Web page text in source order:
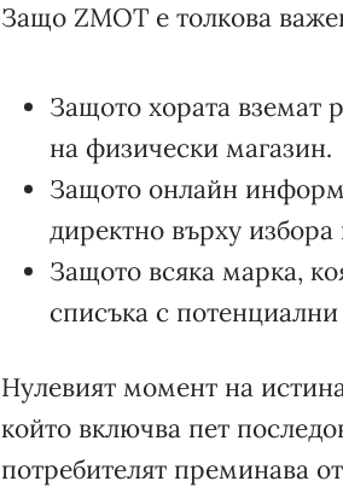
Защо ZMOT е толкова
Защото хората вземат
на физически магазин.
Защото онлайн
директно върху
Защото всяка марка,
списъка с
Нулевият момент на
който включва пет
потребителят преминава